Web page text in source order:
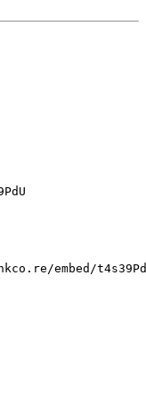
embed/